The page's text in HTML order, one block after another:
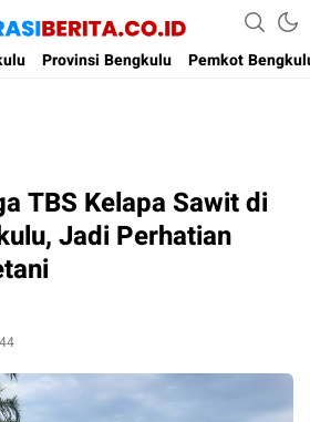
Narasi Berita
Provinsi Bengkulu Pemkot
TBS Kelapa Sawit di
Jadi Perhatian